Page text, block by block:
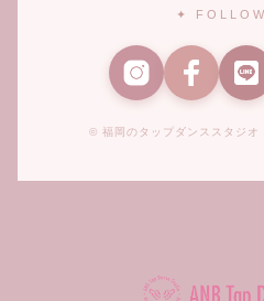
✦
© 福岡のタップダンススタジ